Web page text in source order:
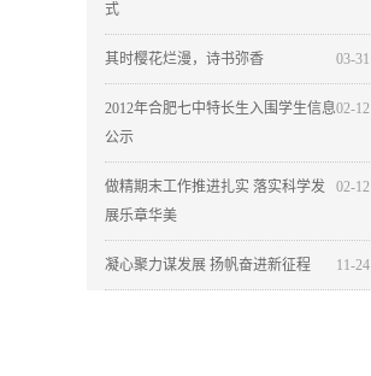
式
03-31
其时樱花烂漫，诗书弥香
02-12
2012年合肥七中特长生入围学生信息
公示
02-12
做精期末工作推进扎实 落实科学发
展乐章华美
11-24
凝心聚力谋发展 扬帆奋进新征程